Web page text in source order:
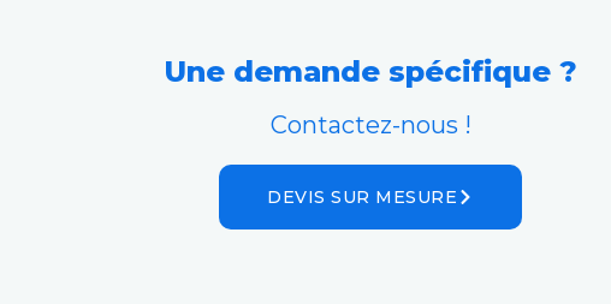
Une demande spécifique ?
Contactez-nous !
DEVIS SUR MESURE